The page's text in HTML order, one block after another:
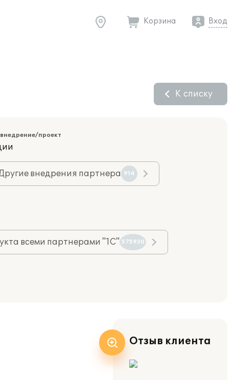
Корзина Вход
К списку
проект
внедрения партнера 914
всеми партнерами "1С" 575930
Отзыв клиента